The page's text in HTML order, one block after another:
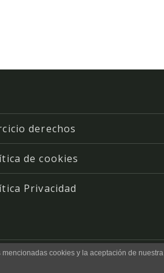
derechos
de cookies
Privacidad
cookies y la aceptación de nuestra